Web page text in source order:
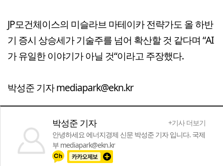
JP모건체이스의 미슬라브 마테이카 전략가도 올 하반
기 증시 상승세가 기술주를 넘어 확산할 것 같다며 “AI
가 유일한 이야기가 아닐 것“이라고 주장했다.
박성준 기자 mediapark@ekn.kr
박성준 기자
+기사 더보기
안녕하세요 에너지경제 신문 박성준 기자 입니다. 국제
부 mediapark@ekn.kr